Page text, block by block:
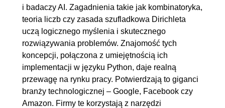
1.12. Suma zbiorów
00:07:04
1.13. Zasada włączeń i
wyłączeń
OGLĄDAJ »
1.14. Zasada włączeń i
wyłączeń - zadania
2. Teoria liczb - wybrane zagadnienia 02:16:24
2.1. Równoliczność
i badaczy AI. Zagadnienia takie jak kombinatoryka,
teoria liczb czy zasada szufladkowa Dirichleta
uczą logicznego myślenia i skutecznego
rozwiązywania problemów. Znajomość tych
koncepcji, połączona z umiejętnością ich
implementacji w języku Python, daje realną
przewagę na rynku pracy. Potwierdzają to giganci
branży technologicznej – Google, Facebook czy
Amazon. Firmy te korzystają z narzędzi